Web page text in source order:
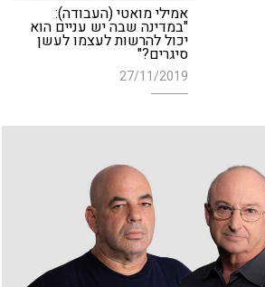
אמילי מואטי (העבודה):
"במדינה שבה יש עניים הוא
יכול להרשות לעצמו לעשן
סיגרים?"
27/11/2019